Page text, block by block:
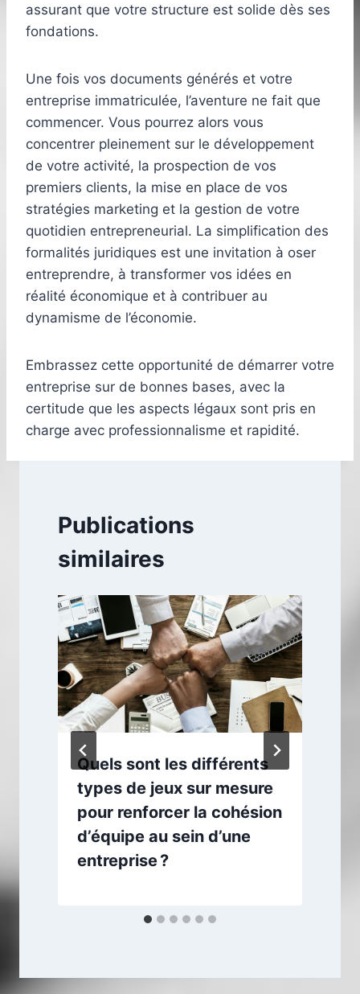
assurant que votre structure est solide dès ses
fondations.
Une fois vos documents générés et votre
entreprise immatriculée, l’aventure ne fait que
commencer. Vous pourrez alors vous
concentrer pleinement sur le développement
de votre activité, la prospection de vos
premiers clients, la mise en place de vos
stratégies marketing et la gestion de votre
quotidien entrepreneurial. La simplification des
formalités juridiques est une invitation à oser
entreprendre, à transformer vos idées en
réalité économique et à contribuer au
dynamisme de l’économie.
Embrassez cette opportunité de démarrer votre
entreprise sur de bonnes bases, avec la
certitude que les aspects légaux sont pris en
charge avec professionnalisme et rapidité.
Publications
similaires
Quels sont les différents
types de jeux sur mesure
pour renforcer la cohésion
d’équipe au sein d’une
entreprise ?